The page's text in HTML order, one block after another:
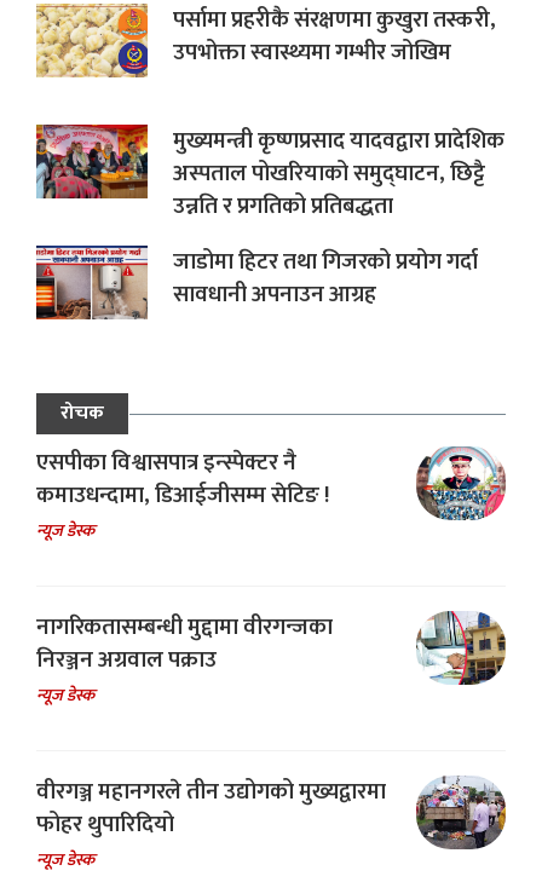
पर्सामा प्रहरीकै संरक्षणमा कुखुरा तस्करी,
उपभोक्ता स्वास्थ्यमा गम्भीर जोखिम
मुख्यमन्त्री कृष्णप्रसाद यादवद्वारा प्रादेशिक
अस्पताल पोखरियाको समुद्घाटन, छिट्टै
उन्नति र प्रगतिको प्रतिबद्धता
जाडोमा हिटर तथा गिजरको प्रयोग गर्दा
सावधानी अपनाउन आग्रह
रोचक
एसपीका विश्वासपात्र इन्स्पेक्टर नै
कमाउधन्दामा, डिआईजीसम्म सेटिङ !
न्यूज डेस्क
नागरिकतासम्बन्धी मुद्दामा वीरगन्जका
निरञ्जन अग्रवाल पक्राउ
न्यूज डेस्क
वीरगञ्ज महानगरले तीन उद्योगको मुख्यद्वारमा
फोहर थुपारिदियो
न्यूज डेस्क